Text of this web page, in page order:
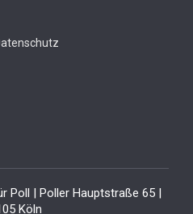
Poll | Poller Hauptstraße 65 |
Köln